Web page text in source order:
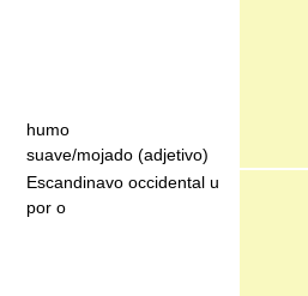
humo
suave/mojado (adjetivo)
Escandinavo occidental u
por o